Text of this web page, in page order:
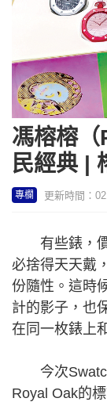
馮榕榕
民經典 |
專欄 更新時間：
有些錶，價
必捨得天天戴
份隨性。這時
計的影子，也
在同一枚錶上
今次Swatch
Royal Oak的